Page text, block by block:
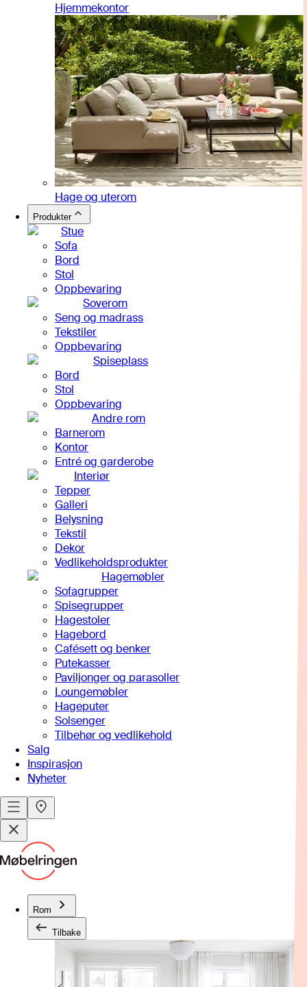
Hjemmekontor
Hage og uterom
Produkter
Stue
Sofa
Bord
Stol
Oppbevaring
Soverom
Seng og madrass
Tekstiler
Oppbevaring
Spiseplass
Bord
Stol
Oppbevaring
Andre rom
Barnerom
Kontor
Entré og garderobe
Interiør
Tepper
Galleri
Belysning
Tekstil
Dekor
Vedlikeholdsprodukter
Hagemøbler
Sofagrupper
Spisegrupper
Hagestoler
Hagebord
Cafésett og benker
Putekasser
Paviljonger og parasoller
Loungemøbler
Hageputer
Solsenger
Tilbehør og vedlikehold
Salg
Inspirasjon
Nyheter
Rom
Tilbake